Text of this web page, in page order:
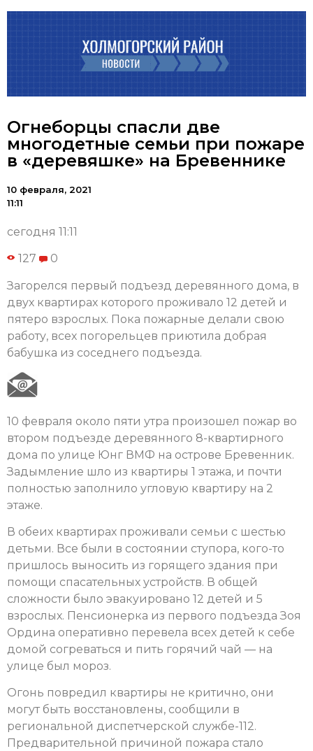
Огнеборцы спасли две
многодетные семьи при пожаре
в «деревяшке» на Бревеннике
10 февраля, 2021
11:11
сегодня 11:11
127 0
Загорелся первый подъезд деревянного дома, в
двух квартирах которого проживало 12 детей и
пятеро взрослых. Пока пожарные делали свою
работу, всех погорельцев приютила добрая
бабушка из соседнего подъезда.
10 февраля около пяти утра произошел пожар во
втором подъезде деревянного 8-квартирного
дома по улице Юнг ВМФ на острове Бревенник.
Задымление шло из квартиры 1 этажа, и почти
полностью заполнило угловую квартиру на 2
этаже.
В обеих квартирах проживали семьи с шестью
детьми. Все были в состоянии ступора, кого-то
пришлось выносить из горящего здания при
помощи спасательных устройств. В общей
сложности было эвакуировано 12 детей и 5
взрослых. Пенсионерка из первого подъезда Зоя
Ордина оперативно перевела всех детей к себе
домой согреваться и пить горячий чай — на
улице был мороз.
Огонь повредил квартиры не критично, они
могут быть восстановлены, сообщили в
региональной диспетчерской службе-112.
Предварительной причиной пожара стало